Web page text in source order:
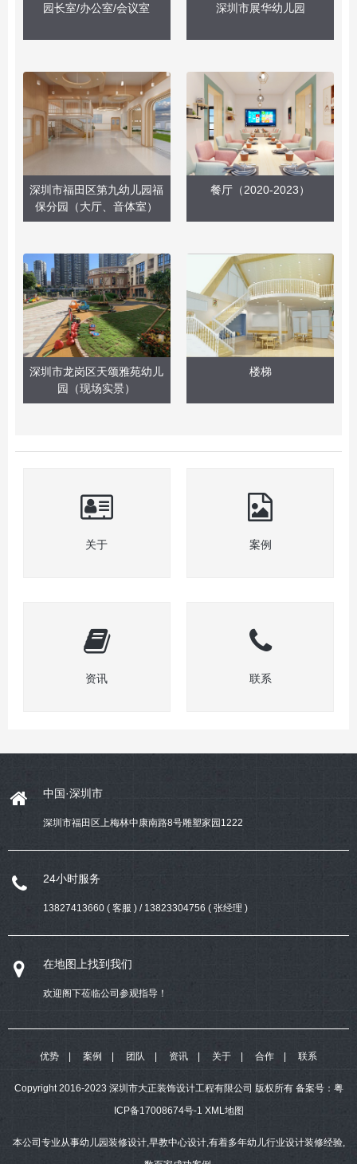
园长室/办公室/会议室 深圳市展华幼儿园
深圳市福田区第九幼儿园福
保分园（大厅、音体室）
餐厅（2020-2023）
深圳市龙岗区天颂雅苑幼儿
园（现场实景）
楼梯
关于 案例
资讯 联系
中国·深圳市
深圳市福田区上梅林中康南路8号雕塑家园1222
24小时服务
13827413660 ( 客服 ) / 13823304756 ( 张经理 )
在地图上找到我们
欢迎阁下莅临公司参观指导！
优势 案例 团队 资讯 关于 合作 联系
Copyright 2016-2023 深圳市大正装饰设计工程有限公司 版权所有 备案号： 粤
ICP备17008674号-1 XML地图
本公司专业从事幼儿园装修设计,早教中心设计,有着多年幼儿行业设计装修经验,